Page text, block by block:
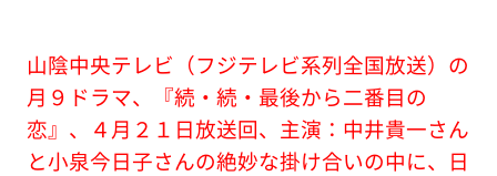
山陰中央テレビ（フジテレビ系列全国放送）の
月９ドラマ、『続・続・最後から二番目の
恋』、４月２１日放送回、主演：中井貴一さん
と小泉今日子さんの絶妙な掛け合いの中に、日